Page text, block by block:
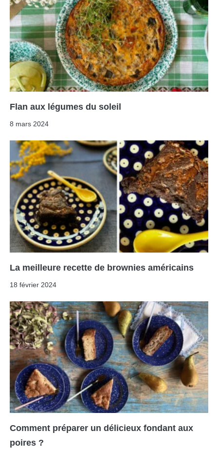
Flan aux légumes du soleil
8 mars 2024
La meilleure recette de brownies américains
18 février 2024
Comment préparer un délicieux fondant aux
poires ?